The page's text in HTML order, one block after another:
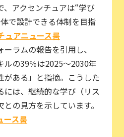
、アクセンチュアは“学び
で設計できる体制を目指
ュアニュース룸
ラムの報告を引用し、
ルの39％は2025〜2030年
がある」と指摘。こうした
には、継続的な学び（リス
の見方を示しています。
ース룸